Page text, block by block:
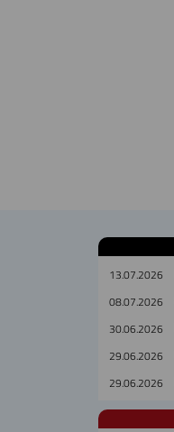
13.07.2026
08.07.2026
30.06.2026
29.06.2026
29.06.2026